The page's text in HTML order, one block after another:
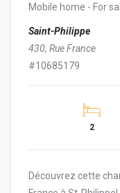
Mobile home - For
Saint-Philippe
430, Rue France
#10685179
2
Découvrez cette